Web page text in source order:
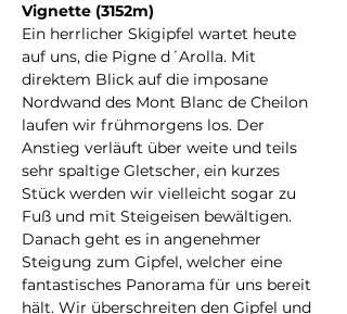
Vignette (3152m)
Ein herrlicher Skigipfel wartet heute
auf uns, die Pigne d´Arolla. Mit
direktem Blick auf die imposane
Nordwand des Mont Blanc de Cheilon
laufen wir frühmorgens los. Der
Anstieg verläuft über weite und teils
sehr spaltige Gletscher, ein kurzes
Stück werden wir vielleicht sogar zu
Fuß und mit Steigeisen bewältigen.
Danach geht es in angenehmer
Steigung zum Gipfel, welcher eine
fantastisches Panorama für uns bereit
hält. Wir überschreiten den Gipfel und